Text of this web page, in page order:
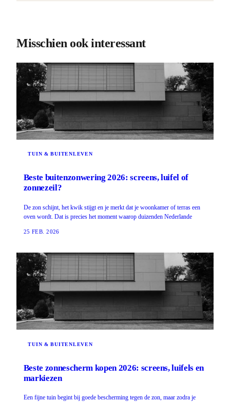
Misschien ook interessant
TUIN & BUITENLEVEN
Beste buitenzonwering 2026: screens, luifel of
zonnezeil?
De zon schijnt, het kwik stijgt en je merkt dat je woonkamer of terras een
oven wordt. Dat is precies het moment waarop duizenden Nederlande
25 FEB. 2026
TUIN & BUITENLEVEN
Beste zonnescherm kopen 2026: screens, luifels en
markiezen
Een fijne tuin begint bij goede bescherming tegen de zon, maar zodra je